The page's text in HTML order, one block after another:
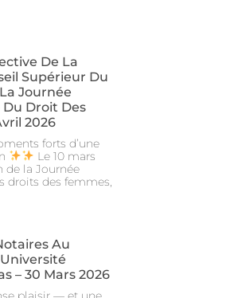
De La
Supérieur Du
Journée
Droit Des
2026
forts d’une
Le 10 mars
de la Journée
droits des femmes,
Au
– 30 Mars 2026